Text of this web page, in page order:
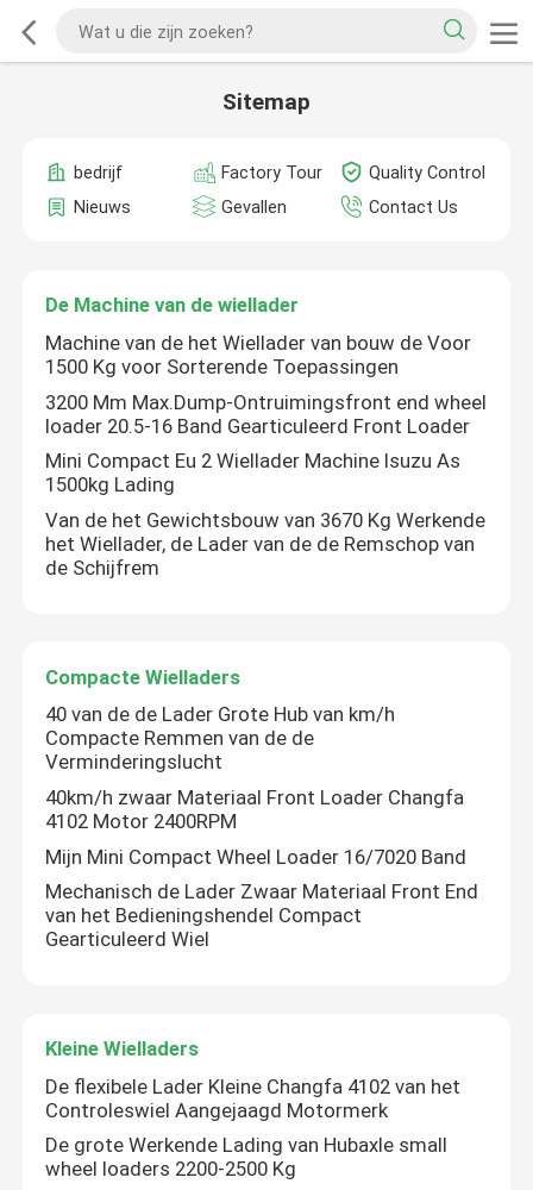
Sitemap
bedrijf Factory Tour
Quality Control
Nieuws
Gevallen Contact Us
De Machine van de wiellader
Machine van de het Wiellader van bouw de Voor
1500 Kg voor Sorterende Toepassingen
3200 Mm Max.Dump-Ontruimingsfront end wheel
loader 20.5-16 Band Gearticuleerd Front Loader
Mini Compact Eu 2 Wiellader Machine Isuzu As
1500kg Lading
Van de het Gewichtsbouw van 3670 Kg Werkende
het Wiellader, de Lader van de de Remschop van
de Schijfrem
Compacte Wielladers
40 van de de Lader Grote Hub van km/h
Compacte Remmen van de de
Verminderingslucht
40km/h zwaar Materiaal Front Loader Changfa
4102 Motor 2400RPM
Mijn Mini Compact Wheel Loader 16/7020 Band
Mechanisch de Lader Zwaar Materiaal Front End
van het Bedieningshendel Compact
Gearticuleerd Wiel
Kleine Wielladers
De flexibele Lader Kleine Changfa 4102 van het
Controleswiel Aangejaagd Motormerk
De grote Werkende Lading van Hubaxle small
wheel loaders 2200-2500 Kg